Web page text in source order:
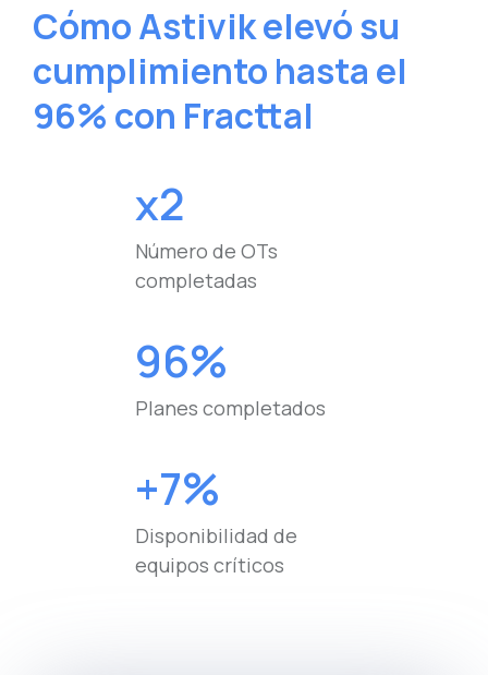
Cómo Astivik elevó su
cumplimiento hasta el
96% con Fracttal
x2
Número de OTs
completadas
96%
Planes completados
+7%
Disponibilidad de
equipos críticos